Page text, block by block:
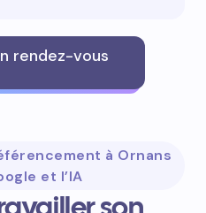
rendez-vous
à Ornans
et l’IA